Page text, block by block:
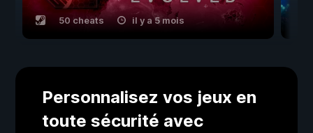
50 cheats il y a 5 mois
Personnalisez vos jeux en
toute sécurité avec